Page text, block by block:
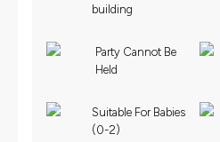
building
Party Cannot Be
Held
Suitable For Babies
(0-2)